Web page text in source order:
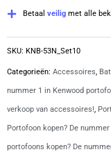
serie
|
aantal
Betaal veilig met alle
SKU: KNB-53N_Set10
Categorieën: Accessoires,
nummer 1 in Kenwood
verkoop van accessoires!,
Portofoon kopen? De
portofoons kopen? De